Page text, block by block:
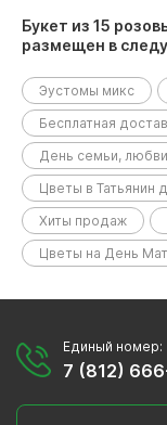
Букет из 15
размещен в
Эустомы микс
Бесплатная
День семьи,
Цветы в Татьянин
Хиты продаж
Цветы на День
Единый номер:
7 (812)